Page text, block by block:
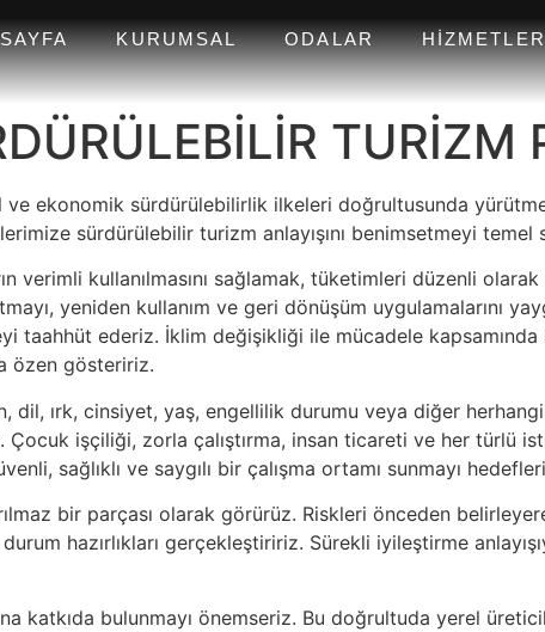
KURUMSAL ODALAR
TURİZM
ekonomik sürdürülebilirlik ilkeleri doğrultusunda
sürdürülebilir turizm anlayışını benimsetmeyi
verimli kullanılmasını sağlamak, tüketimleri düzenli
yeniden kullanım ve geri dönüşüm uygulamalarını
taahhüt ederiz. İklim değişikliği ile mücadele
özen gösteririz.
dil, ırk, cinsiyet, yaş, engellilik durumu veya diğer herhangi
işçiliği, zorla çalıştırma, insan ticareti ve her türlü
sağlıklı ve saygılı bir çalışma ortamı sunmayı
bir parçası olarak görürüz. Riskleri önceden
hazırlıkları gerçekleştiririz. Sürekli iyileştirme
katkıda bulunmayı önemseriz. Bu doğrultuda yerel